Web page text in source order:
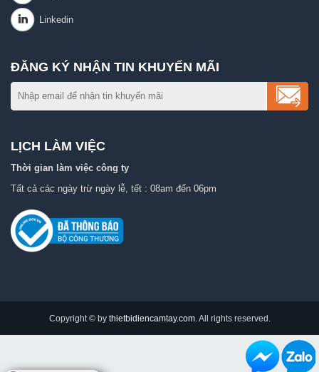
ĐĂNG KÝ NHẬN TIN KHUYẾN MÃI
LỊCH LÀM VIỆC
Thời gian làm việc công ty
Tất cả các ngày trừ ngày lễ, tết : 08am đến 06pm
Copyright © by thietbidiencamtay.com. All rights reserved.